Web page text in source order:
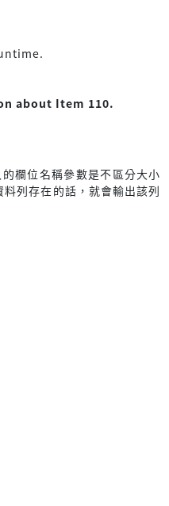
about Item 110.
欄位名稱參數是不區分大小
列存在的話，就會輸出該列